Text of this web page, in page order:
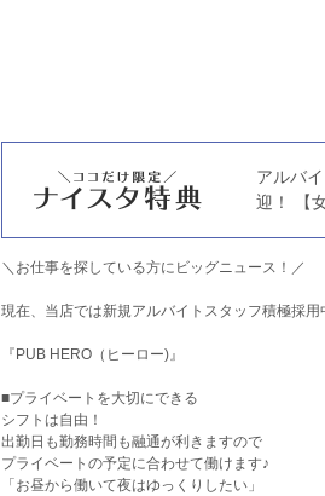
アルバ
迎！ 【
＼お仕事を探している方にビッグニュース！／
現在、当店では新規アルバイトスタッフ積極採
『PUB HERO（ヒーロー)』
■プライベートを大切にできる
シフトは自由！
出勤日も勤務時間も融通が利きますので
プライベートの予定に合わせて働けます♪
「お昼から働いて夜はゆっくりしたい」